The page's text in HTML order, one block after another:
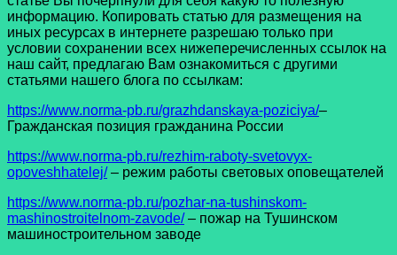
информацию. Копировать статью для размещения на
иных ресурсах в интернете разрешаю только при
условии сохранении всех нижеперечисленных ссылок на
наш сайт, предлагаю Вам ознакомиться с другими
статьями нашего блога по ссылкам:
https://www.norma-pb.ru/grazhdanskaya-poziciya/–
Гражданская позиция гражданина России
https://www.norma-pb.ru/rezhim-raboty-svetovyx-
opoveshhatelej/– режим работы световых оповещателей
https://www.norma-pb.ru/pozhar-na-tushinskom-
mashinostroitelnom-zavode/– пожар на Тушинском
машиностроительном заводе